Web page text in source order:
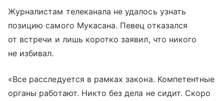
Журналистам телеканала не удалось узнать
позицию самого Мукасана. Певец отказался
от встречи и лишь коротко заявил, что никого
не избивал.
«Все расследуется в рамках закона. Компетентные
органы работают. Никто без дела не сидит. Скоро